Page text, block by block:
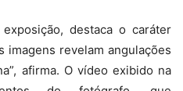
destaca o caráter
imagens revelam angulações
afirma. O vídeo exibido na